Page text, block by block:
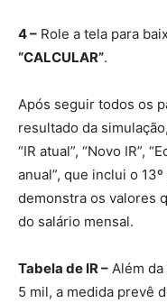
4 – Role a tela para
“CALCULAR”.
Após seguir todos os
resultado da
“IR atual”, “Novo IR”,
anual”, que inclui o
demonstra os valores
do salário mensal.
Tabela de IR – Além
5 mil, a medida prevê